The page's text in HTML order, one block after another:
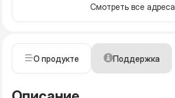
Смотреть все адреса
О продукте Поддержка